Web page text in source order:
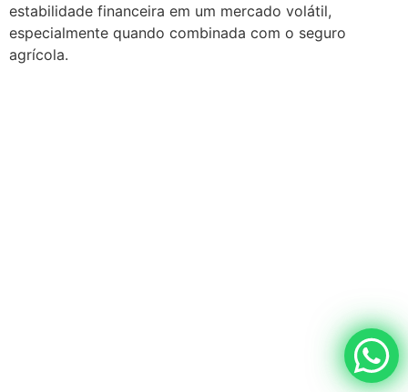
estabilidade financeira em um mercado volátil,
especialmente quando combinada com o seguro
agrícola.